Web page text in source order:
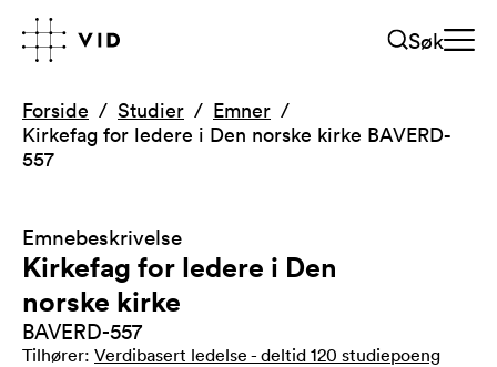
Søk
Forside Studier
Emner
Kirkefag for ledere i Den norske kirke BAVERD-
557
Emnebeskrivelse
Kirkefag for ledere i Den
norske kirke
BAVERD-557
Tilhører: Verdibasert ledelse - deltid 120 studiepoeng